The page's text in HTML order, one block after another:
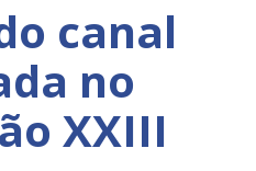
canal
no
XXIII